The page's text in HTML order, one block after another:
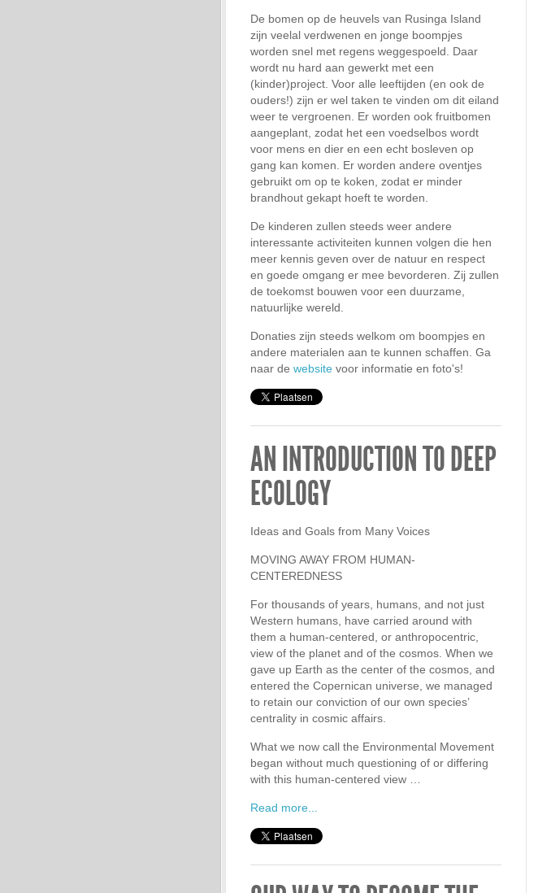
De bomen op de heuvels van Rusinga Island
zijn veelal verdwenen en jonge boompjes
worden snel met regens weggespoeld. Daar
wordt nu hard aan gewerkt met een
(kinder)project. Voor alle leeftijden (en ook de
ouders!) zijn er wel taken te vinden om dit eiland
weer te vergroenen. Er worden ook fruitbomen
aangeplant, zodat het een voedselbos wordt
voor mens en dier en een echt bosleven op
gang kan komen. Er worden andere oventjes
gebruikt om op te koken, zodat er minder
brandhout gekapt hoeft te worden.
De kinderen zullen steeds weer andere
interessante activiteiten kunnen volgen die hen
meer kennis geven over de natuur en respect
en goede omgang er mee bevorderen. Zij zullen
de toekomst bouwen voor een duurzame,
natuurlijke wereld.
Donaties zijn steeds welkom om boompjes en
andere materialen aan te kunnen schaffen. Ga
naar de website voor informatie en foto's!
AN INTRODUCTION TO DEEP
ECOLOGY
Ideas and Goals from Many Voices
MOVING AWAY FROM HUMAN-
CENTEREDNESS
For thousands of years, humans, and not just
Western humans, have carried around with
them a human-centered, or anthropocentric,
view of the planet and of the cosmos. When we
gave up Earth as the center of the cosmos, and
entered the Copernican universe, we managed
to retain our conviction of our own species’
centrality in cosmic affairs.
What we now call the Environmental Movement
began without much questioning of or differing
with this human-centered view …
Read more...